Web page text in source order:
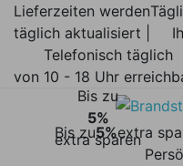
Lieferzeiten werden
täglich aktualisiert |
Telefonisch täglich
von 10 - 18 Uhr
Bis zu5%extra
Bis zu
5%
extra sparen